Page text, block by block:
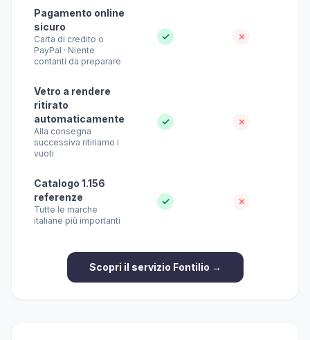
Pagamento online
sicuro
Carta di credito o
PayPal · Niente
contanti da preparare
✓ ✗
Vetro a rendere
ritirato
automaticamente
Alla consegna
successiva ritiriamo i
vuoti
✓ ✗
Catalogo 1.156
referenze
Tutte le marche
italiane più importanti
✓ ✗
Scopri il servizio Fontilio →